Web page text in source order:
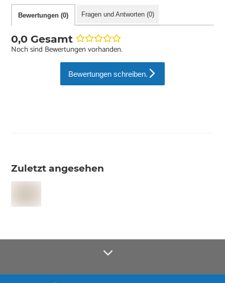
Bewertungen (0) Fragen und Antworten (0)
0,0 Gesamt
Noch sind Bewertungen vorhanden.
Bewertungen schreiben.
Zuletzt angesehen